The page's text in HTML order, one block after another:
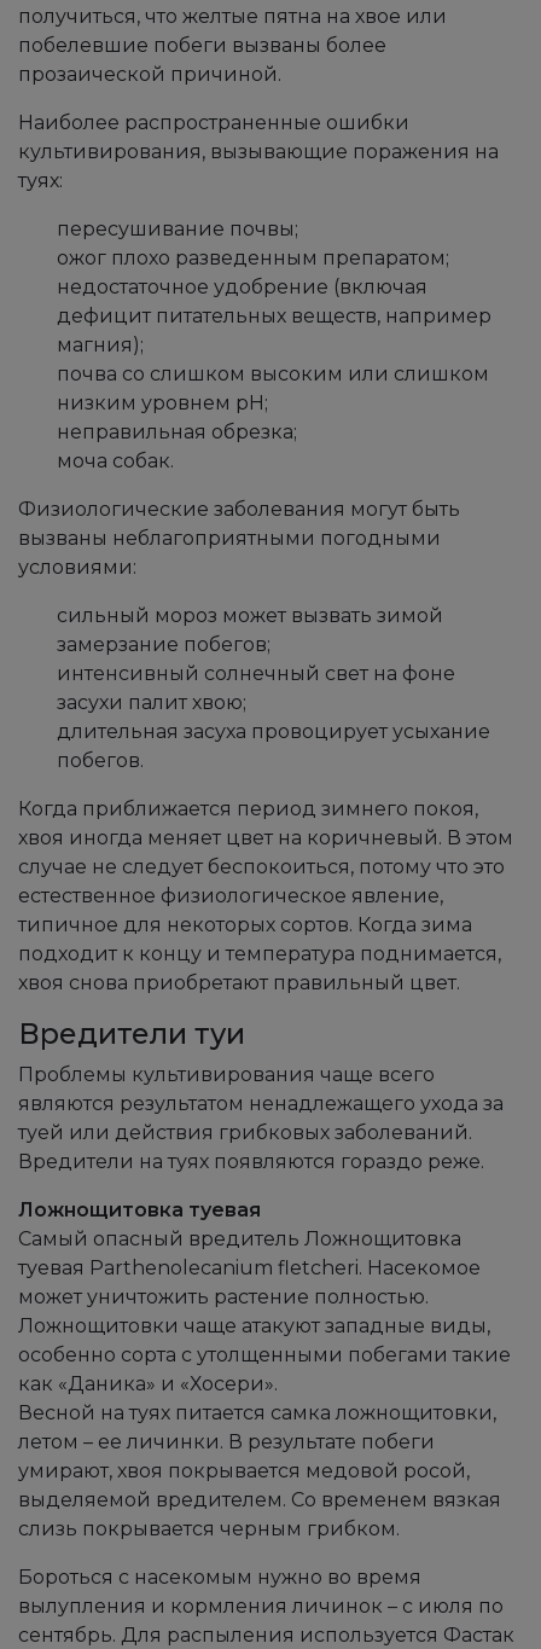
получиться, что желтые пятна на хвое или
побелевшие побеги вызваны более
прозаической причиной.
Наиболее распространенные ошибки
культивирования, вызывающие поражения на
туях:
пересушивание почвы;
ожог плохо разведенным препаратом;
недостаточное удобрение (включая
дефицит питательных веществ, например
магния);
почва со слишком высоким или слишком
низким уровнем рН;
неправильная обрезка;
моча собак.
Физиологические заболевания могут быть
вызваны неблагоприятными погодными
условиями:
сильный мороз может вызвать зимой
замерзание побегов;
интенсивный солнечный свет на фоне
засухи палит хвою;
длительная засуха провоцирует усыхание
побегов.
Когда приближается период зимнего покоя,
хвоя иногда меняет цвет на коричневый. В этом
случае не следует беспокоиться, потому что это
естественное физиологическое явление,
типичное для некоторых сортов. Когда зима
подходит к концу и температура поднимается,
хвоя снова приобретают правильный цвет.
Вредители туи
Проблемы культивирования чаще всего
являются результатом ненадлежащего ухода за
туей или действия грибковых заболеваний.
Вредители на туях появляются гораздо реже.
Ложнощитовка туевая
Самый опасный вредитель Ложнощитовка
туевая Parthenolecanium fletcheri. Насекомое
может уничтожить растение полностью.
Ложнощитовки чаще атакуют западные виды,
особенно сорта с утолщенными побегами такие
как «Даника» и «Хосери».
Весной на туях питается самка ложнощитовки,
летом – ее личинки. В результате побеги
умирают, хвоя покрывается медовой росой,
выделяемой вредителем. Со временем вязкая
слизь покрывается черным грибком.
Бороться с насекомым нужно во время
вылупления и кормления личинок – с июля по
сентябрь. Для распыления используется Фастак